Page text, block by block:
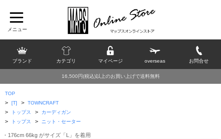
ブランド カテゴリ マイページ overseas お問合せ
16,500円(税込)以上のお買い上げで送料無料
TOP
> [T] > TOWNCRAFT
> トップス > カーディガン
> トップス > ニット・セーター
・176cm 66kg がサイズ「L」を着用